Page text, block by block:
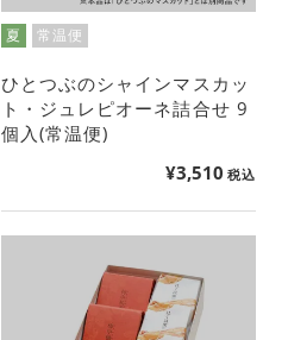
夏 常温便
ひとつぶのシャインマスカッ
ト・ジュレピオーネ詰合せ 9
個入(常温便)
¥3,510 税込